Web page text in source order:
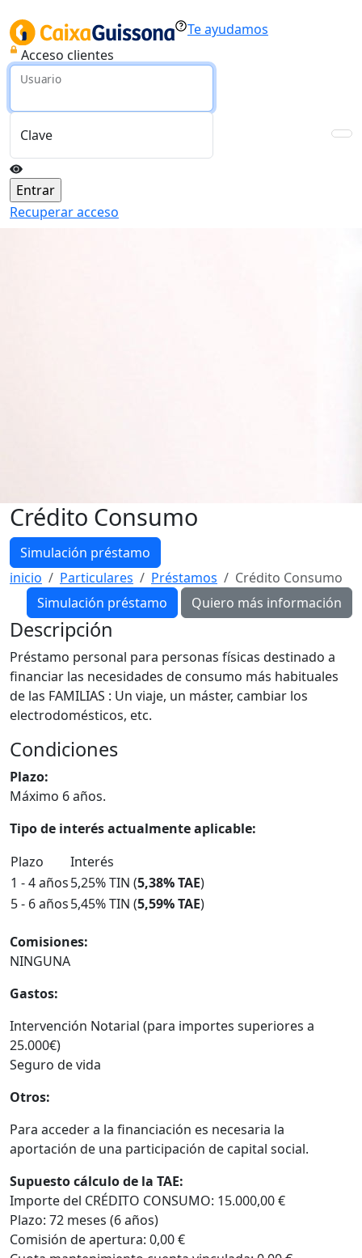
Te ayudamos
Acceso clientes
Usuario
Clave
Recuperar acceso
Crédito Consumo
Simulación préstamo
inicio
Particulares Préstamos
Crédito Consumo
Simulación préstamo
Descripción
Préstamo personal para personas físicas destinado a
financiar las necesidades de consumo más habituales
de las FAMILIAS : Un viaje, un máster, cambiar los
electrodomésticos, etc.
Condiciones
Plazo:
Máximo 6 años.
Tipo de interés actualmente aplicable:
Plazo
Interés
1 - 4 años5,25% TIN (5,38% TAE)
5 - 6 años5,45% TIN (5,59% TAE)
Comisiones:
NINGUNA
Gastos:
Intervención Notarial (para importes superiores a
25.000€)
Seguro de vida
Otros:
Para acceder a la financiación es necesaria la
aportación de una participación de capital social.
Supuesto cálculo de la TAE:
Importe del CRÉDITO CONSUMO: 15.000,00 €
Plazo: 72 meses (6 años)
Comisión de apertura: 0,00 €